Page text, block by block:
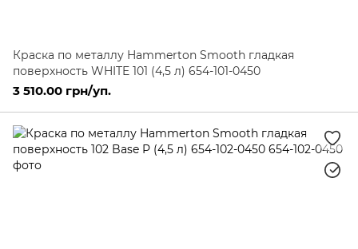
Краска по металлу Hammerton Smooth гладкая
поверхность WHITE 101 (4,5 л) 654-101-0450
3 510.00 грн/уп.